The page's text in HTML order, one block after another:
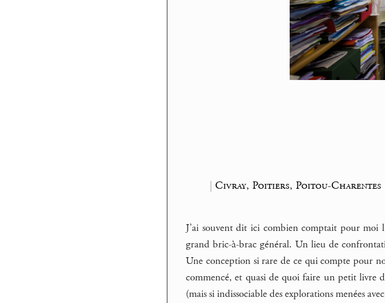
|Civray, Poitiers, Poitou-Charentes
J’ai souvent dit ici combien comptait pour moi
grand bric-à-brac général. Un lieu de
Une conception si rare de ce qui compte pour
commencé, et quasi de quoi faire un petit livre
(mais si indissociable des explorations menées